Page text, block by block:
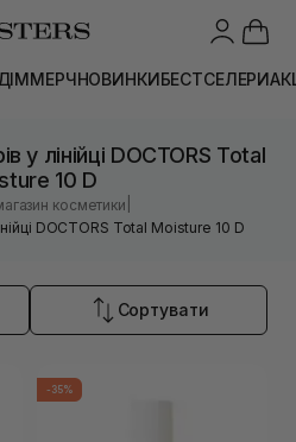
МЕРЧНОВИНКИБЕСТСЕЛЕРИ
у лінійці DOCTORS Total
10 D
косметики
DOCTORS Total Moisture 10 D
Сортувати
-35%